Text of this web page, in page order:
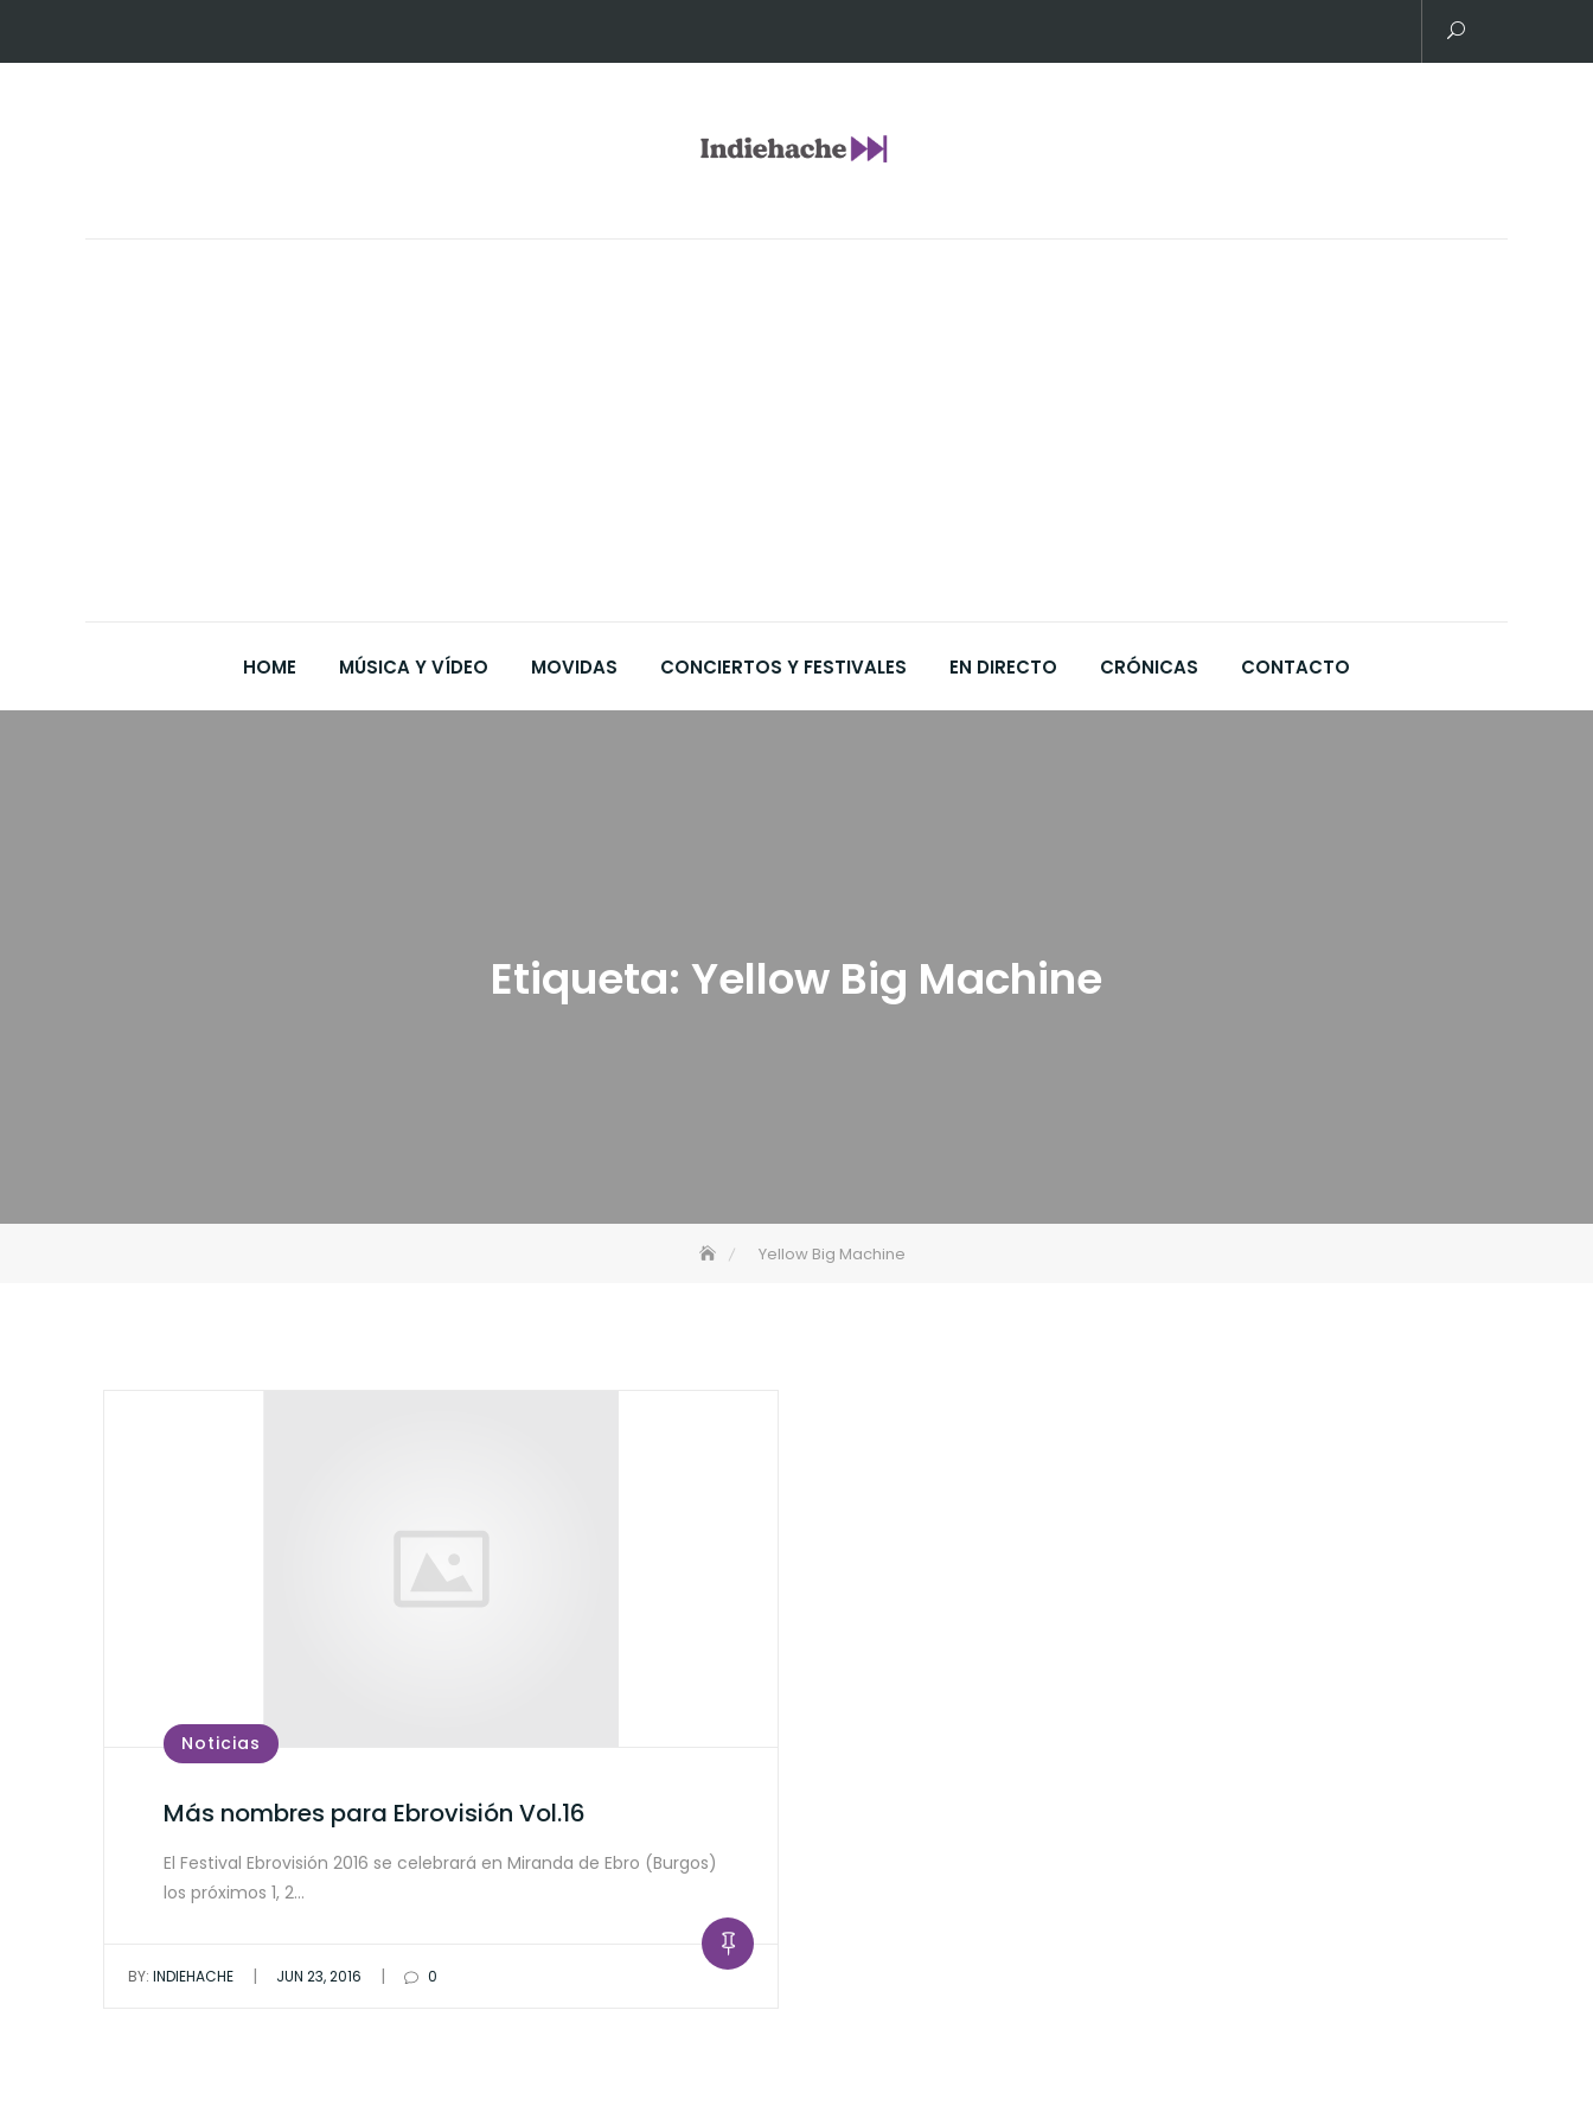
HOME MÚSICA Y VÍDEO MOVIDAS CONCIERTOS Y FESTIVALES EN DIRECTO CRÓNICAS CONTACTO
Etiqueta: Yellow Big Machine
Yellow Big Machine
Noticias
Más nombres para Ebrovisión Vol.16
El Festival Ebrovisión 2016 se celebrará en Miranda de Ebro (Burgos)
los próximos 1, 2…
BY: INDIEHACHE | JUN 23, 2016 | 0